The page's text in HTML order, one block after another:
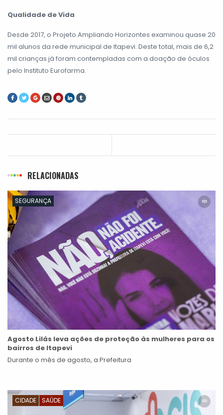
Qualidade de Vida
Desde 2017, o Projeto Ampliando Horizontes examinou quase 20
mil alunos da rede municipal de Itapevi. Deste total, mais de 6,2
mil crianças já foram contempladas com a doação de óculos
pelo Instituto Eurofarma.
RELACIONADAS
SEGURANÇA
Agosto Lilás leva ações de proteção às mulheres para os
bairros de Itapevi
Durante o mês de agosto, a Prefeitura
CIDADE SAÚDE